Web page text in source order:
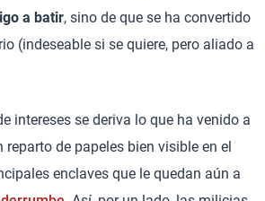
a batir, sino de que se ha convertido
(indeseable si se quiere, pero aliado a
intereses se deriva lo que ha venido a
de papeles bien visible en el
enclaves que le quedan aún a